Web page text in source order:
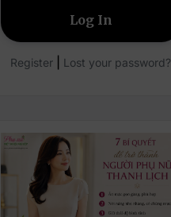
Register Lost your password?